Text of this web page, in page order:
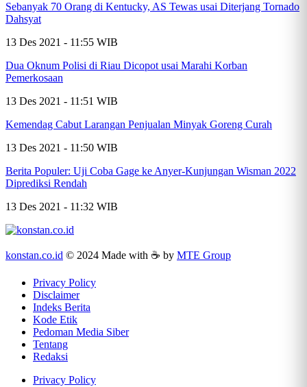
Sebanyak 70 Orang di Kentucky, AS Tewas usai Diterjang Tornado
Dahsyat
13 Des 2021 - 11:55 WIB
Dua Oknum Polisi di Riau Dicopot usai Marahi Korban
Pemerkosaan
13 Des 2021 - 11:51 WIB
Kemendag Cabut Larangan Penjualan Minyak Goreng Curah
13 Des 2021 - 11:50 WIB
Berita Populer: Uji Coba Gage ke Anyer-Kunjungan Wisman 2022
Diprediksi Rendah
13 Des 2021 - 11:32 WIB
konstan.co.id © 2024 Made with ☕ by MTE Group
Privacy Policy
Disclaimer
Indeks Berita
Kode Etik
Pedoman Media Siber
Tentang
Redaksi
Privacy Policy